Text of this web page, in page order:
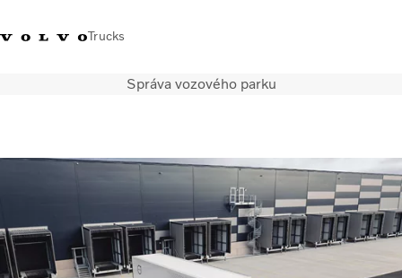
Trucks
Merchandise Shop Prihlásiť saSlovenská Republika
Predajná a servisná sieť
Novinky
O nás
Správa vozového parku